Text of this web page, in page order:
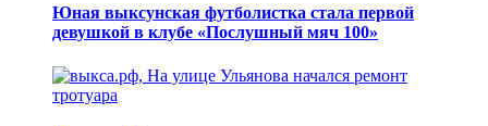
Юная выксунская футболистка стала первой
девушкой в клубе «Послушный мяч 100»